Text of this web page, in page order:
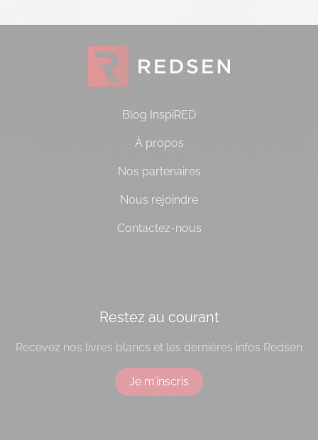
Blog InspiRED
À propos
Nos partenaires
Nous rejoindre
Contactez-nous
Restez au courant
Recevez nos livres blancs et les dernières infos Redsen
Je m’inscris